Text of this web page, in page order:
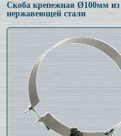
Скоба крепежная Ø100мм из
нержавеющей стали